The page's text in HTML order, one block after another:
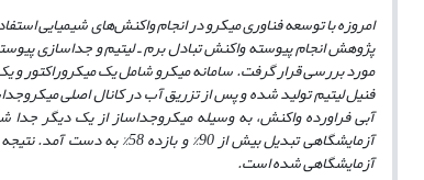
امروزه با توسعه فناوری میکرو در انجام واکنش‌های شیمیایی
پژوهش انجام پیوسته واکنش تبادل برم ـ لیتیم و جداسازی
مورد بررسی قرار گرفت.سامانه میکرو شامل یک میکروراکتور
فنیل لیتیم تولید شده و پس ازتزریق آب در کانال اصلی
آبی فراورده واکنش، به وسیله میکروجداساز از یک­ دیگر
آزمایشگاهی تبدیل بیش از
آزمایشگاهی شده است.